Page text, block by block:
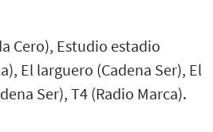
Cero), Estudio estadio
El larguero (Cadena Ser), El
Ser), T4 (Radio Marca).